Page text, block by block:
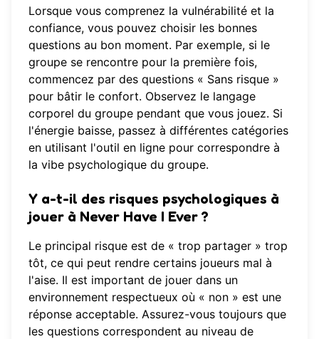
Lorsque vous comprenez la vulnérabilité et la
confiance, vous pouvez choisir les bonnes
questions au bon moment. Par exemple, si le
groupe se rencontre pour la première fois,
commencez par des questions « Sans risque »
pour bâtir le confort. Observez le langage
corporel du groupe pendant que vous jouez. Si
l'énergie baisse, passez à différentes catégories
en utilisant l'outil en ligne pour correspondre à
la vibe psychologique du groupe.
Y a-t-il des risques psychologiques à
jouer à Never Have I Ever ?
Le principal risque est de « trop partager » trop
tôt, ce qui peut rendre certains joueurs mal à
l'aise. Il est important de jouer dans un
environnement respectueux où « non » est une
réponse acceptable. Assurez-vous toujours que
les questions correspondent au niveau de